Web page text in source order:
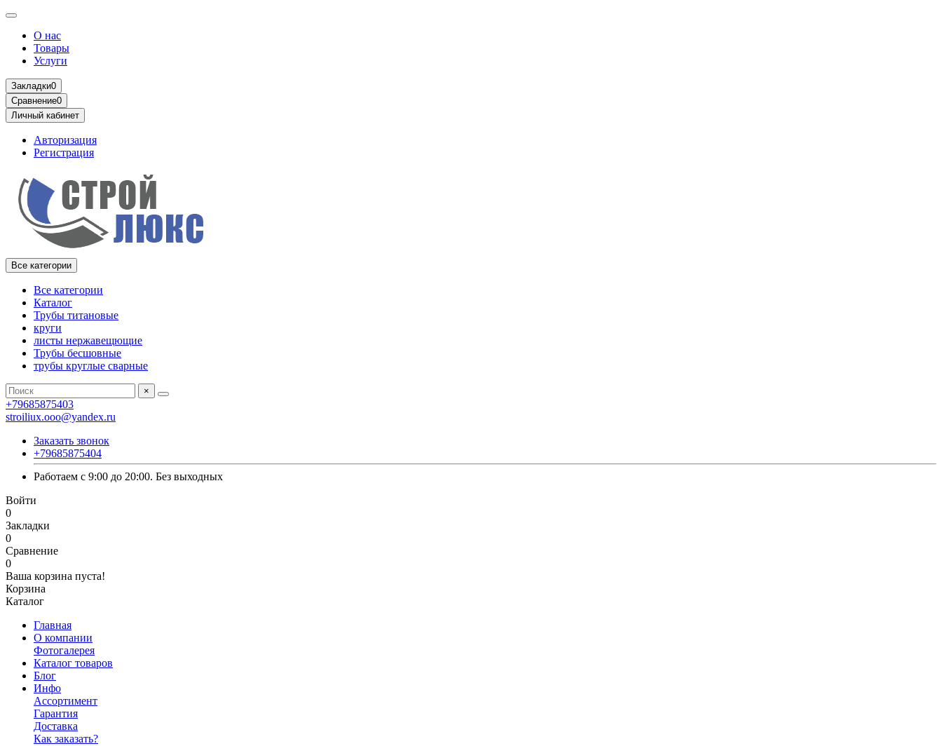
О нас
Товары
Услуги
Закладки0
Сравнение0
Личный кабинет
Авторизация
Регистрация
Все категории
Все категории
Каталог
Трубы титановые
круги
листы нержавещющие
Трубы бесшовные
трубы круглые сварные
×
+79685875403
stroiliux.ooo@yandex.ru
Заказать звонок
+79685875404
Работаем с 9:00 до 20:00. Без выходных
Войти
0
Закладки
0
Сравнение
0
Ваша корзина пуста!
Корзина
Каталог
Главная
О компании
Фотогалерея
Каталог товаров
Блог
Инфо
Ассортимент
Гарантия
Доставка
Как заказать?